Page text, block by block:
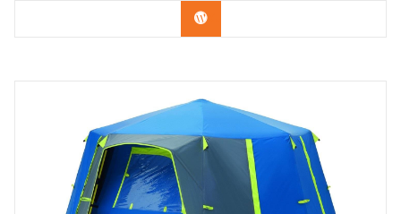
Kup Teraz